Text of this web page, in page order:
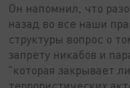
Он напомнил, что
назад во все наши
структуры вопрос о
запрету никабов и
"которая закрывает
террористических